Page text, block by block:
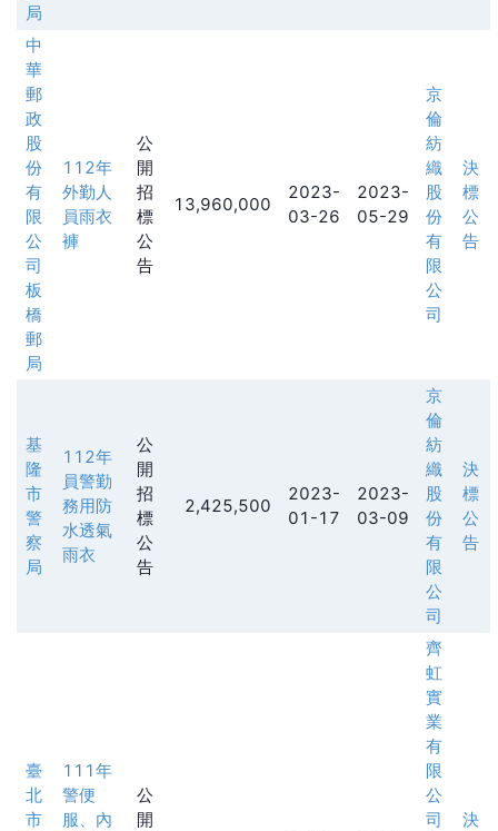
局
中
華
郵
政
股
份
有
限
公
司
板
橋
郵
局
112年
外勤人
員雨衣
褲
公
開
招
標
公
告
13,960,000
2023-
03-26
2023-
05-29
京
倫
紡
織
股
份
有
限
公
司
決
標
公
告
基
隆
市
警
察
局
112年
員警勤
務用防
水透氣
雨衣
公
開
招
標
公
告
2,425,500
2023-
01-17
2023-
03-09
京
倫
紡
織
股
份
有
限
公
司
決
標
公
告
臺
北
市
111年
警便
服、內
公
開
齊
虹
實
業
有
限
公
司
決